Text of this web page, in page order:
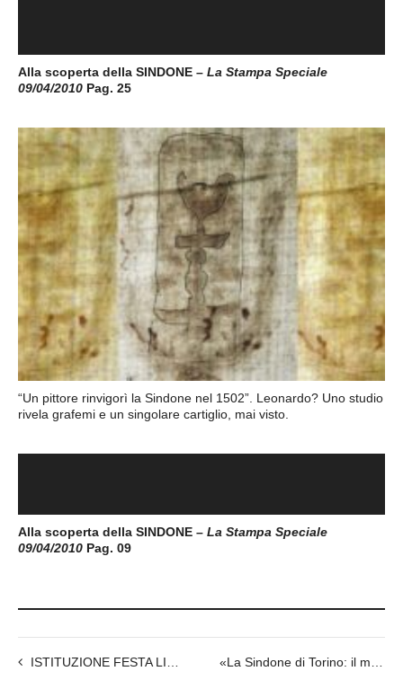
Alla scoperta della SINDONE – La Stampa Speciale
09/04/2010 Pag. 25
“Un pittore rinvigorì la Sindone nel 1502”. Leonardo? Uno studio
rivela grafemi e un singolare cartiglio, mai visto.
Alla scoperta della SINDONE – La Stampa Speciale
09/04/2010 Pag. 09
ISTITUZIONE FESTA LITURGICA DELLA SINDONE, 4 maggio. «La Sindone di Torino: il mistero dell’immagine»